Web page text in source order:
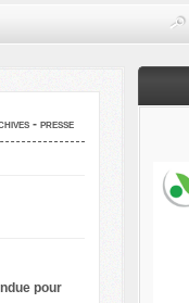
- presse
pour